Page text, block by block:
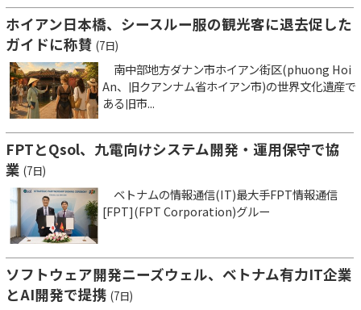
ホイアン日本橋、シースルー服の観光客に退去促した
ガイドに称賛 (7日)
南中部地方ダナン市ホイアン街区(phuong Hoi
An、旧クアンナム省ホイアン市)の世界文化遺産で
ある旧市...
FPTとQsol、九電向けシステム開発・運用保守で協
業 (7日)
ベトナムの情報通信(IT)最大手FPT情報通信
[FPT](FPT Corporation)グルー
ソフトウェア開発ニーズウェル、ベトナム有力IT企業
とAI開発で提携 (7日)